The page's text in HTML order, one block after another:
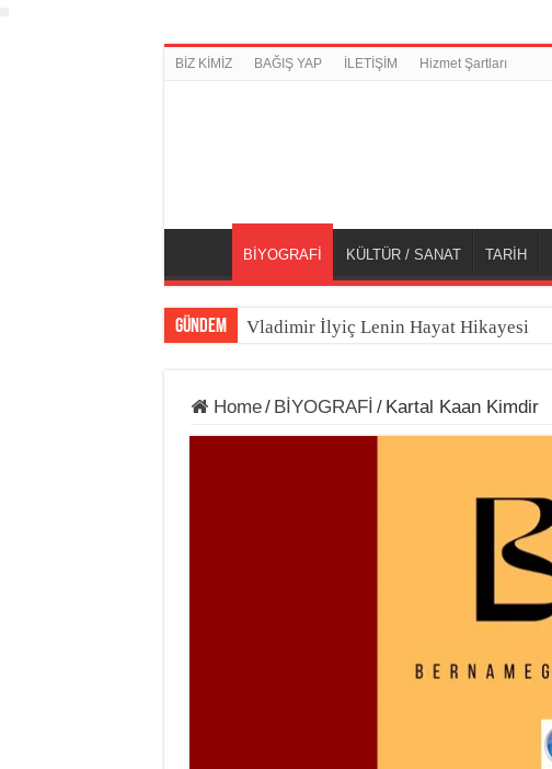
BİZ KİMİZ BAĞIŞ YAP İLETİŞİM Hizmet Şartları
BİYOGRAFİ KÜLTÜR / SANAT TARİH
GÜNDEM Vladimir İlyiç Lenin Hayat Hikayesi
Home/ BİYOGRAFİ / Kartal Kaan Kimdir